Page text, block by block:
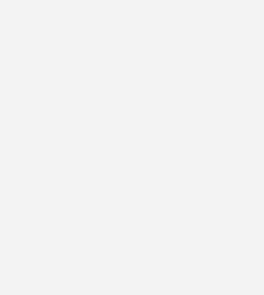
mit dem SBZ
Sie regelmäßig von uns
Neuigkeiten, gebündelt und